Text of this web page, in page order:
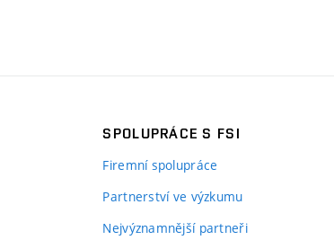
SPOLUPRÁCE S FSI
Firemní spolupráce
Partnerství ve výzkumu
Nejvýznamnější partneři